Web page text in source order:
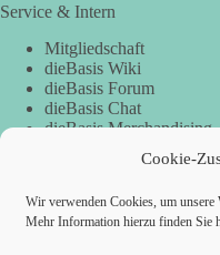
Cookie-
Wir verwenden Cookies, um unsere
Mehr Information hierzu finden Sie
Service & Intern
Mitgliedschaft
dieBasis Wiki
dieBasis Forum
dieBasis Chat
dieBasis Merchandising
Spenden